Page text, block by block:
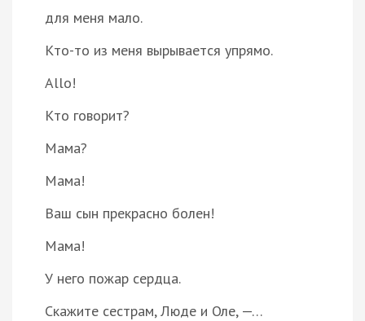
для меня мало.
Кто-то из меня вырывается упрямо.
Allo!
Кто говорит?
Мама?
Мама!
Ваш сын прекрасно болен!
Мама!
У него пожар сердца.
Скажите сестрам, Люде и Оле, —…